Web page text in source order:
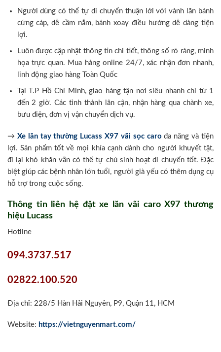
Người dùng có thể tự di chuyển thuận lới với vành lăn bánh
cứng cáp, dễ cầm nắm, bánh xoay điều hướng dễ dàng tiện
lợi.
Luôn được cập nhật thông tin chi tiết, thông số rõ ràng, minh
họa trực quan. Mua hàng online 24/7, xác nhận đơn nhanh,
linh động giao hàng Toàn Quốc
Tại T.P Hồ Chí Minh, giao hàng tận nơi siêu nhanh chỉ từ 1
đến 2 giờ. Các tỉnh thành lân cận, nhận hàng qua chành xe,
bưu điện, đơn vị vận chuyển dịch vụ.
→ Xe lăn tay thường Lucass X97 vãi sọc caro đa năng và tiện
lợi. Sản phẩm tốt về mọi khía cạnh dành cho người khuyết tật,
đi lại khó khăn vẫn có thể tự chủ sinh hoạt di chuyển tốt. Đặc
biệt giúp các bệnh nhân lớn tuổi, người già yếu có thêm dụng cụ
hỗ trợ trong cuộc sống.
Thông tin liên hệ đặt xe lăn vãi caro X97 thương
hiệu Lucass
Hotline
094.3737.517
02822.100.520
Địa chỉ: 228/5 Hàn Hải Nguyên, P9, Quận 11, HCM
Website: https://vietnguyenmart.com/